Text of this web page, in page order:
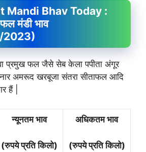
Mandi Bhav Today :
मंडी भाव
प्रमुख फल जैसे सेब केला पपीता अंगूर
अमरूद खरबूजा संतरा सीताफल आदि
हैं |
न्यूनतम भाव
(रुपये प्रति किलो)
अधिकतम भाव
(रुपये प्रति किलो)